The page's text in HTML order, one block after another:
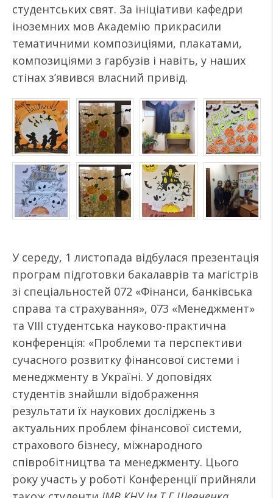
студентських свят. За ініціативи кафедри
іноземних мов Академію прикрасили
тематичними композиціями, плакатами,
композиціями з гарбузів і навіть, у наших
стінах з’явився власний привід.
У середу, 1 листопада відбулася презентація
програм підготовки бакалаврів та магістрів
зі спеціальностей 072 «Фінанси, банківська
справа та страхування», 073 «Менеджмент»
та VІІІ студентська науково-практична
конференція: «Проблеми та перспективи
сучасного розвитку фінансової системи і
менеджменту в Україні. У доповідях
студентів знайшли відображення
результати їх наукових досліджень з
актуальних проблем фінансової системи,
страхового бізнесу, міжнародного
співробітництва та менеджменту. Цього
року участь у роботі Конференції прийняли